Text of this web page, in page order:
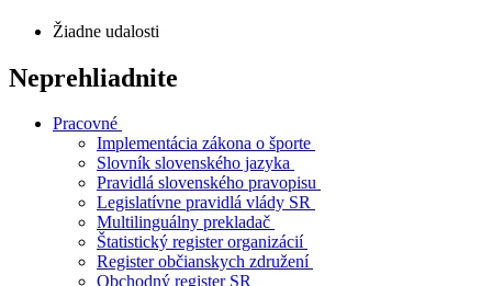
Žiadne udalosti
Neprehliadnite
Pracovné
Implementácia zákona o športe
Slovník slovenského jazyka
Pravidlá slovenského pravopisu
Legislatívne pravidlá vlády SR
Multilinguálny prekladač
Štatistický register organizácií
Register občianskych združení
Obchodný register SR